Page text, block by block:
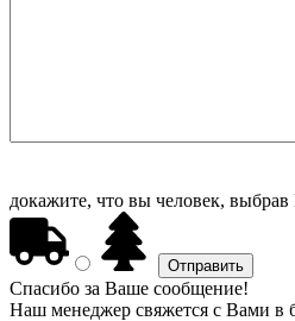
докажите, что вы человек, выбрав
Спасибо за Ваше сообщение!
Наш менеджер свяжется с Вами в